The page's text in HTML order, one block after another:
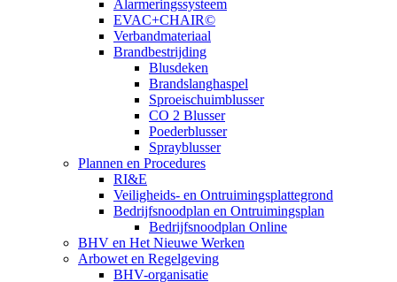
Alarmeringssysteem
EVAC+CHAIR©
Verbandmateriaal
Brandbestrijding
Blusdeken
Brandslanghaspel
Sproeischuimblusser
CO 2 Blusser
Poederblusser
Sprayblusser
Plannen en Procedures
RI&E
Veiligheids- en Ontruimingsplattegrond
Bedrijfsnoodplan en Ontruimingsplan
Bedrijfsnoodplan Online
BHV en Het Nieuwe Werken
Arbowet en Regelgeving
BHV-organisatie